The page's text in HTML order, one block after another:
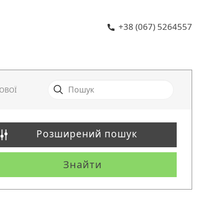
+38 (067) 5264557
Розширений пошук
Знайти